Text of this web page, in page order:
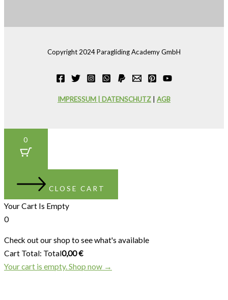
Copyright 2024 Paragliding Academy GmbH
IMPRESSUM | DATENSCHUTZ | AGB
0
CLOSE CART
Your Cart Is Empty
0
Check out our shop to see what's available
Cart Total: Total0,00€
Your cart is empty. Shop now →